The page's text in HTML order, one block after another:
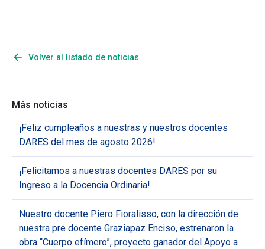
arrow_back Volver al listado de noticias
Más noticias
¡Feliz cumpleaños a nuestras y nuestros docentes
DARES del mes de agosto 2026!
¡Felicitamos a nuestras docentes DARES por su
Ingreso a la Docencia Ordinaria!
Nuestro docente Piero Fioralisso, con la dirección de
nuestra pre docente Graziapaz Enciso, estrenaron la
obra “Cuerpo efímero”, proyecto ganador del Apoyo a